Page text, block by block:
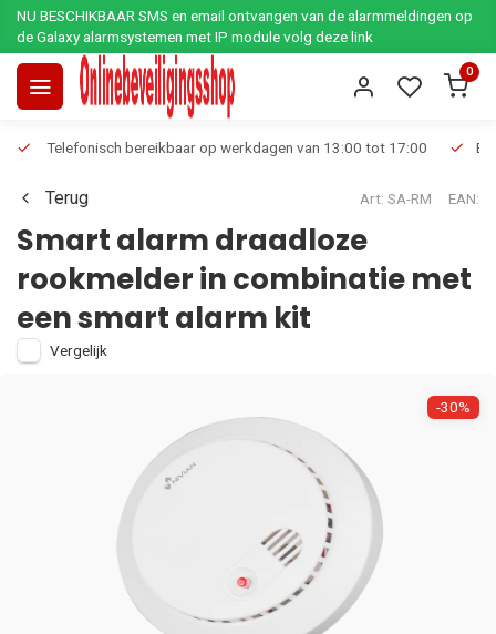
NU BESCHIKBAAR SMS en email ontvangen van de alarmmeldingen op
de Galaxy alarmsystemen met IP module volg deze link
0
Telefonisch bereikbaar op werkdagen van 13:00 tot 17:00
Terug Art: SA-RM EAN:
Smart alarm draadloze
rookmelder in combinatie met
een smart alarm kit
Vergelijk
-30%